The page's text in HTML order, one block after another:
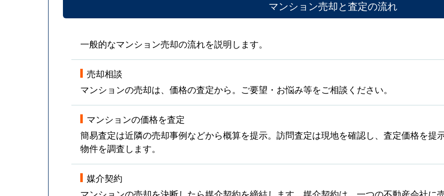
マンション売却と査定の流れ
一般的なマンション売却の流れを説明します。
売却相談
マンションの売却は、価格の査定から。ご要望・お悩み等をご相談ください。
マンションの価格を査定
簡易査定は近隣の売却事例などから概算を提示。訪問査定は現地を確認し、査定価格を提
物件を調査します。
媒介契約
マンションの売却を決断したら媒介契約を締結します。媒介契約は、一つの不動産会社に